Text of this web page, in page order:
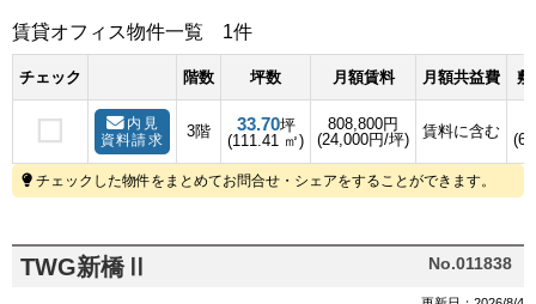
賃貸オフィス物件一覧 1件
チェック 階数 坪数 月額賃料 月額共益費 敷
内見
資料請求
3階 33.70坪
(111.41 ㎡)
808,800円
(24,000円/坪)
賃料に含む
チェックした物件をまとめてお問合せ・シェアをすることができます。
TWG新橋Ⅱ No.011838